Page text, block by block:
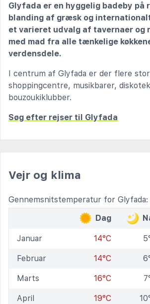
Glyfada er en hyggelig badeby på
blanding af græsk og
et varieret udvalg af tavernaer og
med mad fra alle tænkelige
verdensdele.
I centrum af Glyfada er der flere
shoppingcentre, musikbarer,
bouzoukiklubber.
Søg efter rejser til Glyfada
Vejr og klima
Gennemsnitstemperatur for Glyfada:
Dag
Januar 14°C
Februar 14°C
Marts 16°C
April 19°C